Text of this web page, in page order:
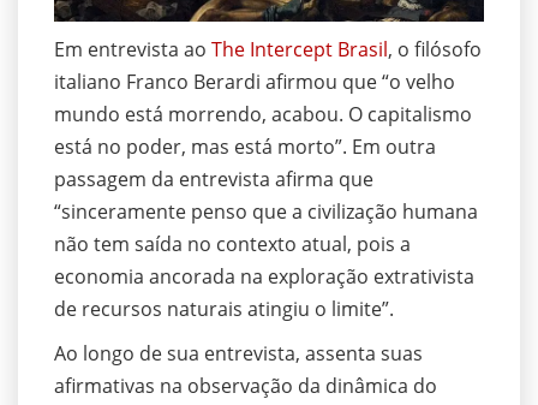
Em entrevista ao The Intercept Brasil, o filósofo
italiano Franco Berardi afirmou que “o velho
mundo está morrendo, acabou. O capitalismo
está no poder, mas está morto”. Em outra
passagem da entrevista afirma que
“sinceramente penso que a civilização humana
não tem saída no contexto atual, pois a
economia ancorada na exploração extrativista
de recursos naturais atingiu o limite”.
Ao longo de sua entrevista, assenta suas
afirmativas na observação da dinâmica do